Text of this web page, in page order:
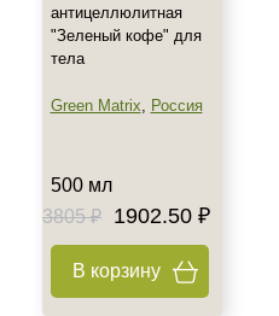
антицеллюлитная
"Зеленый кофе" для
тела
Green Matrix, Россия
500 мл
3805 ₽
1902.50 ₽
В корзину